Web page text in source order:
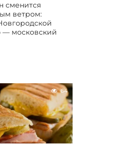
сменится
ветром:
— московский
64